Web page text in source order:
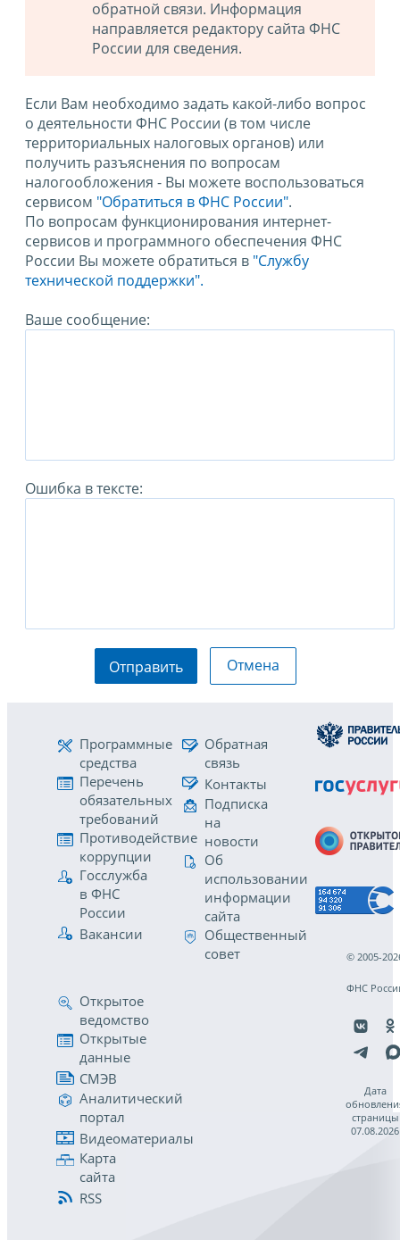
обратной связи. Информация
направляется редактору сайта ФНС
России для сведения.
Если Вам необходимо задать какой-либо вопрос
о деятельности ФНС России (в том числе
территориальных налоговых органов) или
получить разъяснения по вопросам
налогообложения - Вы можете воспользоваться
сервисом "Обратиться в ФНС России".
По вопросам функционирования интернет-
сервисов и программного обеспечения ФНС
России Вы можете обратиться в "Службу
технической поддержки".
Ваше сообщение:
Ошибка в тексте:
Отправить Отмена
Программные
средства
Перечень
обязательных
требований
Противодействие
коррупции
Госслужба
в ФНС
России
Вакансии
Обратная
связь
Контакты
Подписка
на
новости
Об
использовании
информации
сайта
Общественный
совет
Открытое
ведомство
Открытые
данные
СМЭВ
Аналитический
портал
Видеоматериалы
Карта
сайта
RSS
© 2005-
ФНС
Дата
страницы
07.08.2026